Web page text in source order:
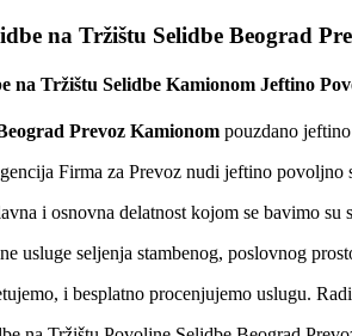
na Tržištu Selidbe Beograd
na Tržištu Selidbe Kamionom Jeftino
Prevoz Kamionom pouzdano
Firma za Prevoz nudi jeftino
i osnovna delatnost kojom se bavimo
usluge seljenja stambenog, poslovnog
i besplatno procenjujemo uslugu.